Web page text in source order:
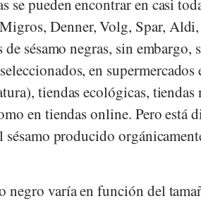
Migros, Denner,Volg, Spar, Aldi
sésamo negras, sin embargo,
en
), tiendas ecológicas, tiendas
en tiendas online. Pero
sésamo producido
negro varía en función del